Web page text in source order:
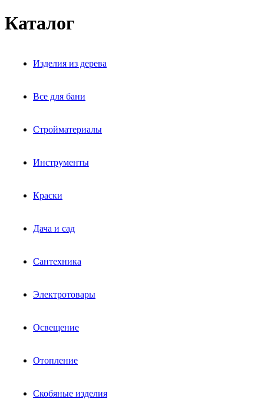
Каталог
Изделия из дерева
Все для бани
Стройматериалы
Инструменты
Краски
Дача и сад
Сантехника
Электротовары
Освещение
Отопление
Скобяные изделия